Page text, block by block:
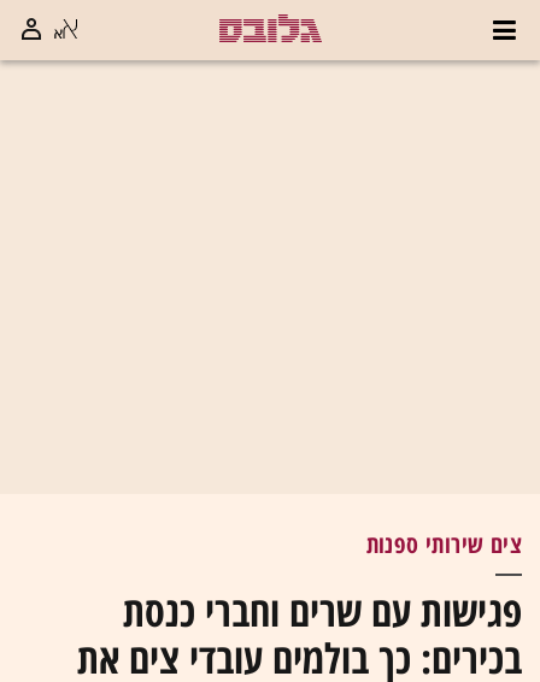
צים שירותי ספנות
פגישות עם שרים וחברי כנסת
בכירים: כך בולמים עובדי צים את